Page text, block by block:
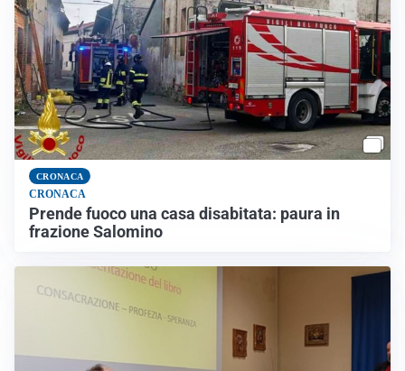
CRONACA
CRONACA
Prende fuoco una casa disabitata: paura in
frazione Salomino